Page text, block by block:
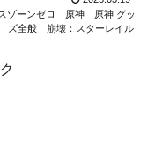
ゾーンゼロ 原神
原神 グッ
ズ全般
崩壊：スターレイル